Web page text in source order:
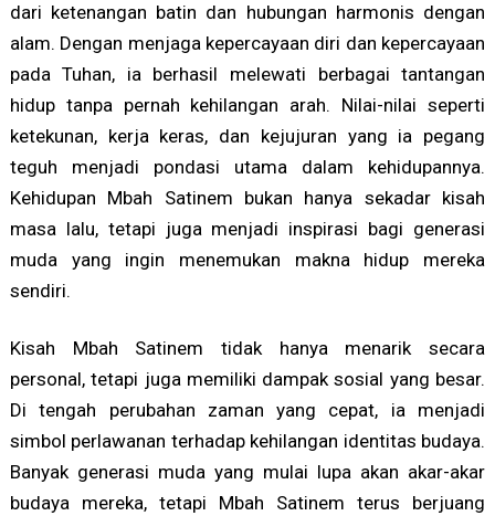
dari ketenangan batin dan hubungan harmonis dengan
alam. Dengan menjaga kepercayaan diri dan kepercayaan
pada Tuhan, ia berhasil melewati berbagai tantangan
hidup tanpa pernah kehilangan arah. Nilai-nilai seperti
ketekunan, kerja keras, dan kejujuran yang ia pegang
teguh menjadi pondasi utama dalam kehidupannya.
Kehidupan Mbah Satinem bukan hanya sekadar kisah
masa lalu, tetapi juga menjadi inspirasi bagi generasi
muda yang ingin menemukan makna hidup mereka
sendiri.
Kisah Mbah Satinem tidak hanya menarik secara
personal, tetapi juga memiliki dampak sosial yang besar.
Di tengah perubahan zaman yang cepat, ia menjadi
simbol perlawanan terhadap kehilangan identitas budaya.
Banyak generasi muda yang mulai lupa akan akar-akar
budaya mereka, tetapi Mbah Satinem terus berjuang